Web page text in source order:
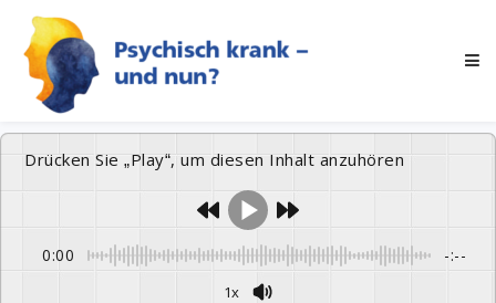
Drücken Sie „Play“, um diesen Inhalt anzuhören
0:00 -:--
1x